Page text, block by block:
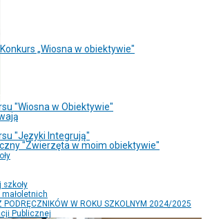
Konkurs „Wiosna w obiektywie"
"Wiosna w Obiektywie"
"Języki Integrują"
"Zwierzęta w moim obiektywie"
PODRĘCZNIKÓW W ROKU SZKOLNYM 2024/2025
Publicznej